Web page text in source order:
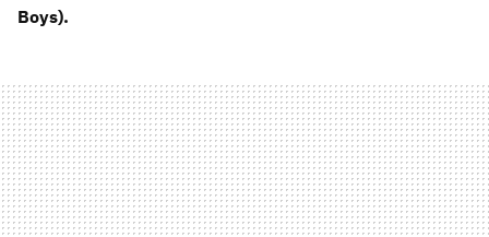
Boys).